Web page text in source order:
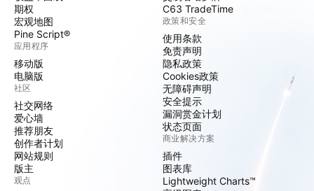
期权
宏观地图
Pine Script®
应用程序
移动版
电脑版
社区
社交网络
爱心墙
推荐朋友
创作者计划
网站规则
版主
观点
C63 TradeTime
政策和安全
使用条款
免责声明
隐私政策
Cookies政策
无障碍声明
安全提示
漏洞赏金计划
状态页面
商业解决方案
插件
图表库
Lightweight Charts™